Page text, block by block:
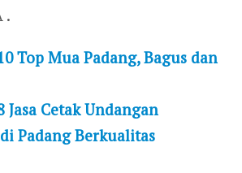
.
Top Mua Padang, Bagus dan
Jasa Cetak Undangan
Padang Berkualitas